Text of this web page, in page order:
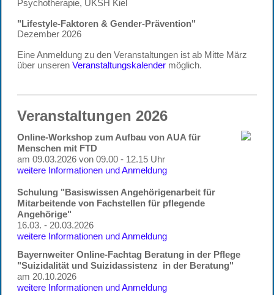
Psychotherapie, UKSH Kiel
"Lifestyle-Faktoren & Gender-Prävention"
Dezember 2026
Eine Anmeldung zu den Veranstaltungen ist ab Mitte März
über unseren Veranstaltungskalender möglich.
Veranstaltungen 2026
Online-Workshop zum Aufbau von AUA für
Menschen mit FTD
am 09.03.2026 von 09.00 - 12.15 Uhr
weitere Informationen und Anmeldung
Schulung "Basiswissen Angehörigenarbeit für
Mitarbeitende von Fachstellen für pflegende
Angehörige"
16.03. - 20.03.2026
weitere Informationen und Anmeldung
Bayernweiter Online-Fachtag Beratung in der Pflege
"Suizidalität und Suizidassistenz in der Beratung"
am 20.10.2026
weitere Informationen und Anmeldung